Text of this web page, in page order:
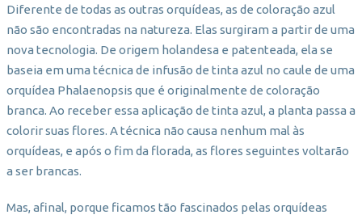
Diferente de todas as outras orquídeas, as de coloração azul
não são encontradas na natureza. Elas surgiram a partir de uma
nova tecnologia. De origem holandesa e patenteada, ela se
baseia em uma técnica de infusão de tinta azul no caule de uma
orquídea Phalaenopsis que é originalmente de coloração
branca. Ao receber essa aplicação de tinta azul, a planta passa a
colorir suas flores. A técnica não causa nenhum mal às
orquídeas, e após o fim da florada, as flores seguintes voltarão
a ser brancas.
Mas, afinal, porque ficamos tão fascinados pelas orquídeas